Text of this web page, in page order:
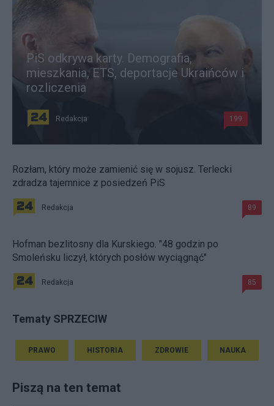
PiS odkrywa karty. Demografia,
mieszkania, ETS, deportacje Ukraińców i
rozliczenia
Redakcja 199
Rozłam, który może zamienić się w sojusz. Terlecki
zdradza tajemnice z posiedzeń PiS
Redakcja 89
Hofman bezlitosny dla Kurskiego. "48 godzin po
Smoleńsku liczył, których posłów wyciągnąć"
Redakcja 85
Tematy SPRZECIW
PRAWO HISTORIA ZDROWIE NAUKA
Piszą na ten temat